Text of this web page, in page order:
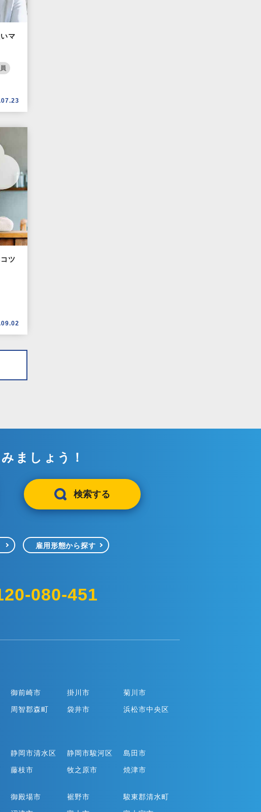
マ
ツ
ましょう！
検索する
雇用形態から探す
080-451
御前崎市 掛川市 菊川市
周智郡森町 袋井市 浜松市中央区
静岡市清水区 静岡市駿河区 島田市
藤枝市 牧之原市 焼津市
御殿場市 裾野市 駿東郡清水町